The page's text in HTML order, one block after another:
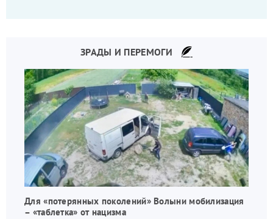
ЗРАДЫ И ПЕРЕМОГИ
Для «потерянных поколений» Волыни мобилизация
– «таблетка» от нацизма